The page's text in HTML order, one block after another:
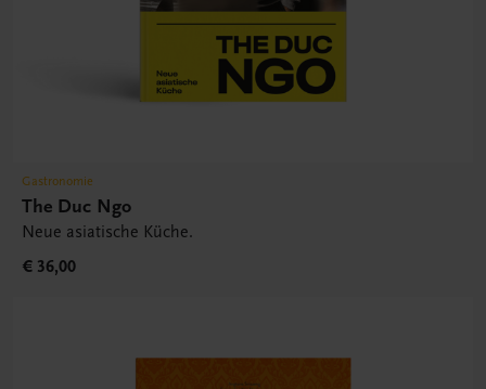
Gastronomie
The Duc Ngo
Neue asiatische Küche.
€ 36,00